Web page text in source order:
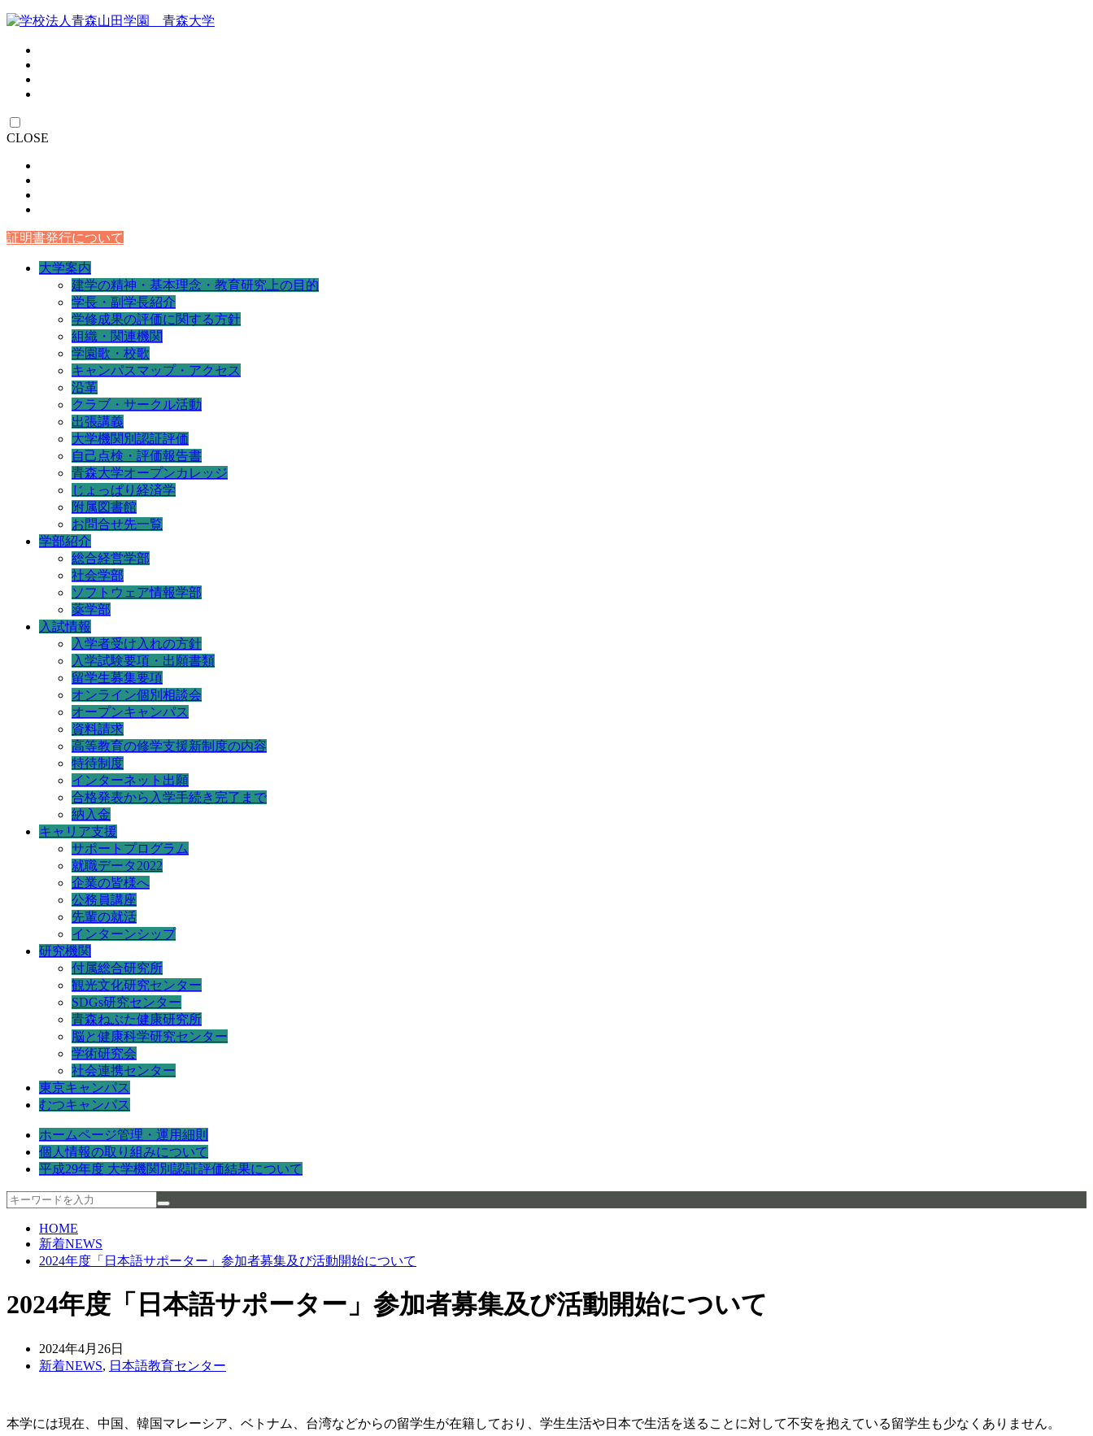
CLOSE
証明書発行について
大学案内
建学の精神・基本理念・教育研究上の目的
学長・副学長紹介
学修成果の評価に関する方針
組織・関連機関
学園歌・校歌
キャンパスマップ・アクセス
沿革
クラブ・サークル活動
出張講義
大学機関別認証評価
自己点検・評価報告書
青森大学オープンカレッジ
じょっぱり経済学
附属図書館
お問合せ先一覧
学部紹介
総合経営学部
社会学部
ソフトウェア情報学部
薬学部
入試情報
入学者受け入れの方針
入学試験要項・出願書類
留学生募集要項
オンライン個別相談会
オープンキャンパス
資料請求
高等教育の修学支援新制度の内容
特待制度
インターネット出願
合格発表から入学手続き完了まで
納入金
キャリア支援
サポートプログラム
就職データ2022
企業の皆様へ
公務員講座
先輩の就活
インターンシップ
研究機関
付属総合研究所
観光文化研究センター
SDGs研究センター
青森ねぶた健康研究所
脳と健康科学研究センター
学術研究会
社会連携センター
東京キャンパス
むつキャンパス
ホームページ管理・運用細則
個人情報の取り組みについて
平成29年度 大学機関別認証評価結果について
HOME
新着NEWS
2024年度「日本語サポーター」参加者募集及び活動開始について
2024年度「日本語サポーター」参加者募集及び活動開始について
2024年4月26日
新着NEWS, 日本語教育センター
本学には現在、中国、韓国マレーシア、ベトナム、台湾などからの留学生が在籍しており、学生生活や日本で生活を送ることに対して不安を抱えている留学生も少なくありません。